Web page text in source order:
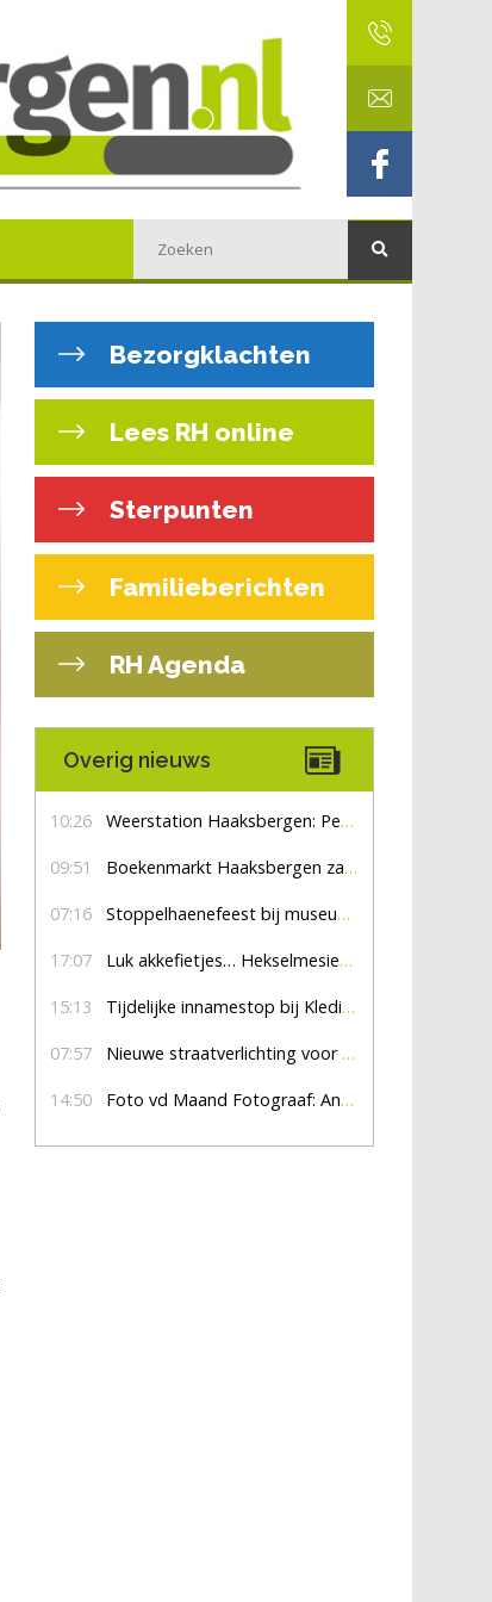
Bezorgklachten
Lees RH online
Sterpunten
Familieberichten
RH Agenda
Overig nieuws
10:26 Weerstation Haaksbergen: Perioden met zon en droog
09:51 Boekenmarkt Haaksbergen zaterdag 8 augustus, marktplein Haaksbergen
07:16 Stoppelhaenefeest bij museum De Lebbenbrugge
17:07 Luk akkefietjes… HekselmesienHarry
15:13 Tijdelijke innamestop bij Kledingbank Stefania
07:57 Nieuwe straatverlichting voor De Veldmaat en De Pas
14:50 Foto vd Maand Fotograaf: Anna Jalving